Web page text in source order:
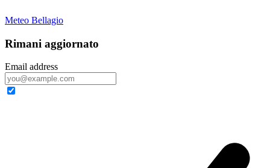
Meteo Bellagio
Rimani aggiornato
Email address